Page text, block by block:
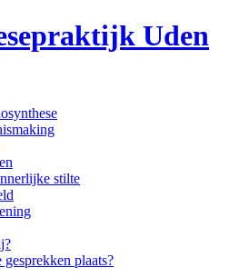
Uden
stilte
plaats?